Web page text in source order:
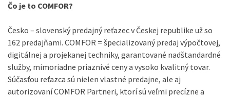
Čo je to COMFOR?
Česko – slovenský predajný reťazec v Českej republike už so
162 predajňami. COMFOR = špecializovaný predaj výpočtovej,
digitálnej a projekanej techniky, garantované nadštandardné
služby, mimoriadne priaznivé ceny a vysoko kvalitný tovar.
Súčasťou reťazca sú nielen vlastné predajne, ale aj
autorizovaní COMFOR Partneri, ktorí sú veľmi precízne a